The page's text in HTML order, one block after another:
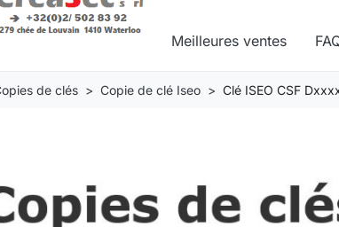
Meilleures ventes
de clés Copie de clé Iseo Clé ISEO CSF